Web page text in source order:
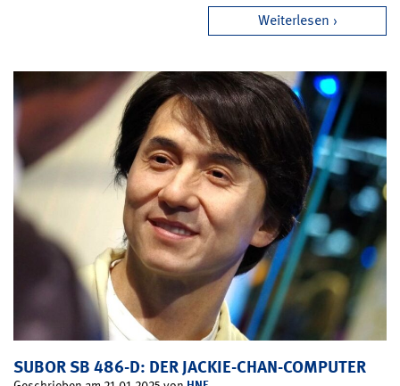
Weiterlesen
SUBOR SB 486-D: DER JACKIE-CHAN-COMPUTER